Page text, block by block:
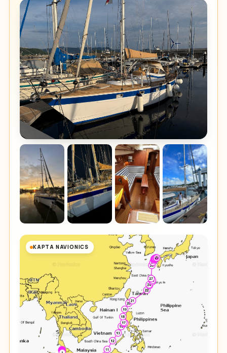
КАРТА NAVIONICS